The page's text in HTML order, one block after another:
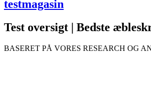
testmagasin
Test oversigt | Bedste
BASERET PÅ VORES RESEARCH OG